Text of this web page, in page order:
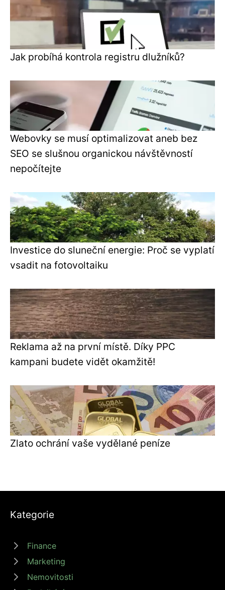
Jak probíhá kontrola registru dlužníků?
Webovky se musí optimalizovat aneb bez
SEO se slušnou organickou návštěvností
nepočítejte
Investice do sluneční energie: Proč se vyplatí
vsadit na fotovoltaiku
Reklama až na první místě. Díky PPC
kampani budete vidět okamžitě!
Zlato ochrání vaše vydělané peníze
Kategorie
Finance
Marketing
Nemovitosti